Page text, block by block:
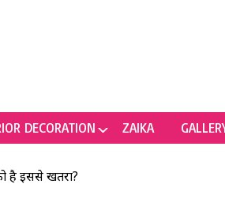
DECORATION ZAIKA
है इससे खतरा?